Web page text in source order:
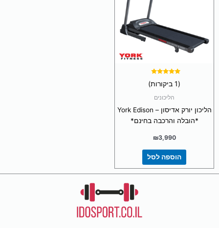
5.00
(1 ביקורות)
הליכונים
הליכון יורק אדיסון – York Edison
*הובלה והרכבה בחינם*
₪3,990
הוספה לסל